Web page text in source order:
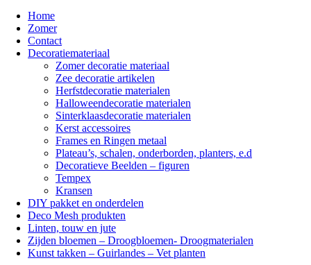
Home
Zomer
Contact
Decoratiemateriaal
Zomer decoratie materiaal
Zee decoratie artikelen
Herfstdecoratie materialen
Halloweendecoratie materialen
Sinterklaasdecoratie materialen
Kerst accessoires
Frames en Ringen metaal
Plateau’s, schalen, onderborden, planters, e.d
Decoratieve Beelden – figuren
Tempex
Kransen
DIY pakket en onderdelen
Deco Mesh produkten
Linten, touw en jute
Zijden bloemen – Droogbloemen- Droogmaterialen
Kunst takken – Guirlandes – Vet planten